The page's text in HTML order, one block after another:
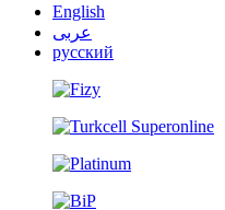
English
عربى
русский